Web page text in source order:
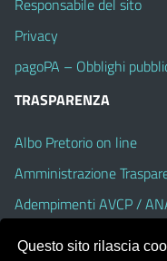
Privacy
pagoPA – Obblighi
TRASPARENZA
Albo Pretorio on line
Amministrazione
Adempimenti AVCP /
Questo sito rilascia